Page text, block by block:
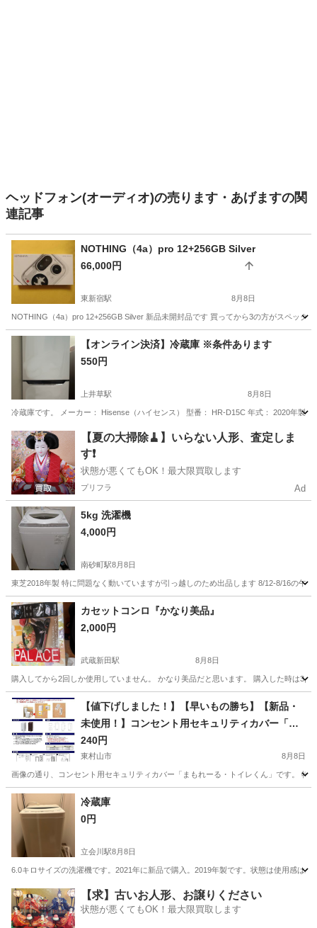
ヘッドフォン(オーディオ)の売ります・あげますの関
連記事
NOTHING（4a）pro 12+256GB Silver
66,000円
東新宿駅 8月8日
NOTHING（4a）pro 12+256GB Silver 新品未開封品です 買ってから3の方がスペック
東京 新宿区 東新宿駅 電話、ＦＡＸ 都内
【オンライン決済】冷蔵庫 ※条件あります
550円
上井草駅 8月8日
冷蔵庫です。 メーカー： Hisense（ハイセンス） 型番： HR-D15C 年式： 2020年製
東京 杉並区 上井草駅 キッチン家電
【夏の大掃除🧹】いらない人形、査定しま
す❗️
状態が悪くてもOK！最大限買取します
プリフラ Ad
5kg 洗濯機
4,000円
南砂町駅8月8日
東芝2018年製 特に問題なく動いていますが引っ越しのため出品します 8/12-8/16の午
東京 江東区 南砂町駅 生活家電
カセットコンロ『かなり美品』
2,000円
武蔵新田駅 8月8日
購入してから2回しか使用していません。 かなり美品だと思います。 購入した時は
東京 大田区 武蔵新田駅 キッチン家電
【値下げしました！】【早いもの勝ち】【新品・
未使用！】コンセント用セキュリティカバー「ま
もれーる・トイレくん」
240円
東村山市 8月8日
画像の通り、コンセント用セキュリティカバー「まもれーる・トイレくん」です。
東京 東村山市 その他
冷蔵庫
0円
立会川駅8月8日
6.0キロサイズの洗濯機です。2021年に新品で購入。2019年製です。状態は使用感は
東京 品川区 立会川駅 キッチン家電 状態
【求】古いお人形、お譲りください
状態が悪くてもOK！最大限買取します